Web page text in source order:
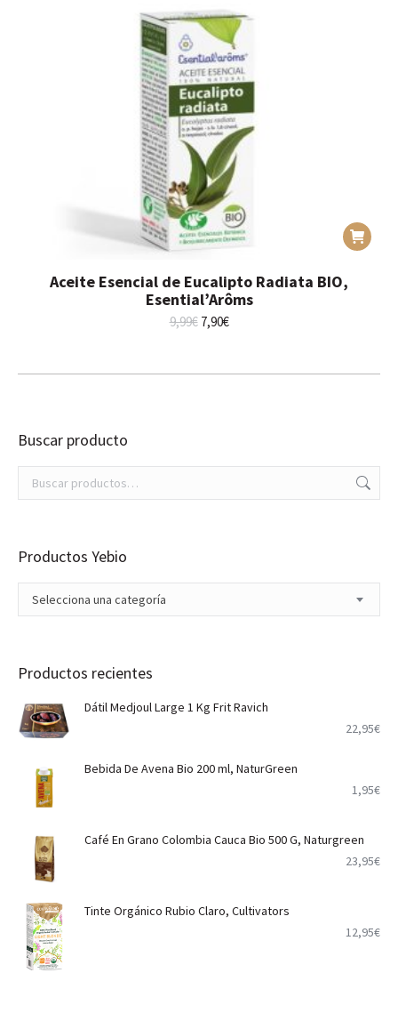
Aceite Esencial de Eucalipto Radiata BIO,
Esential’Arôms
9,99€ El
era:
7,90€El
es:
Buscar producto
Productos Yebio
Selecciona una categoría
Productos recientes
Dátil Medjoul Large 1 Kg Frit Ravich
22,95€
Bebida De Avena Bio 200 ml, NaturGreen
1,95€
Café En Grano Colombia Cauca Bio 500 G, Naturgreen
23,95€
Tinte Orgánico Rubio Claro, Cultivators
12,95€